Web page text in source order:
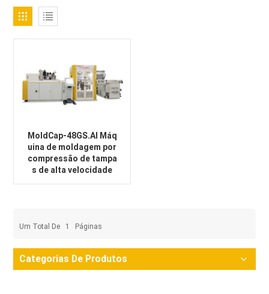
MoldCap-48GS.AI Máq
uina de moldagem por
compressão de tampa
s de alta velocidade
Um Total De 1 Páginas
Categorias De Produtos